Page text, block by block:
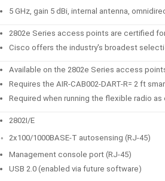
5 GHz, gain 5 dBi, internal antenna,
2802e Series access points are certified
Cisco offers the industry's broadest
Available on the 2802e Series access
Requires the AIR-CAB002-DART-R= 2 ft
Required when running the flexible radio
2802I/E
◦ 2x100/1000BASE-T autosensing (RJ-45)
Management console port (RJ-45)
USB 2.0 (enabled via future software)